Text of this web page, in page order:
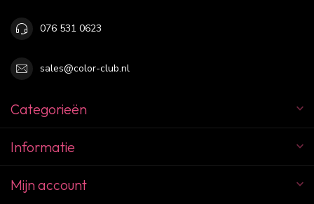
076 531 0623
sales@color-club.nl
Categorieën
Informatie
Mijn account